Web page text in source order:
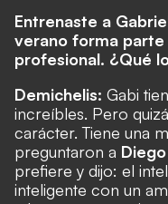
Entrenaste a
verano forma
profesional. ¿Qué
Demichelis: Gabi
increíbles. Pero
carácter. Tiene una
preguntaron a
prefiere y dijo: el
inteligente con un